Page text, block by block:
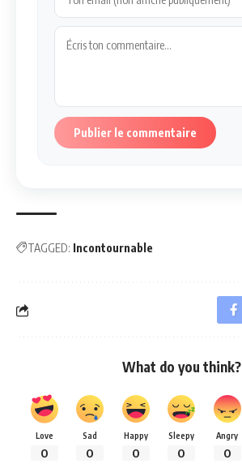
Publier le commentaire
TAGGED: Incontournable
What do you think?
Love
0
Sad
0
Happy
0
Sleepy
0
Angry
0